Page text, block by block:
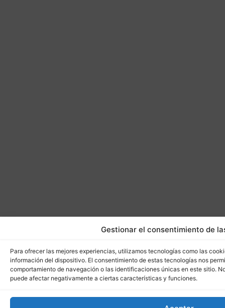
Gestionar el consentimiento de
Para ofrecer las mejores experiencias, utilizamos tecnologías como las
información del dispositivo. El consentimiento de estas tecnologías nos
comportamiento de navegación o las identificaciones únicas en este sitio.
puede afectar negativamente a ciertas características y funciones.